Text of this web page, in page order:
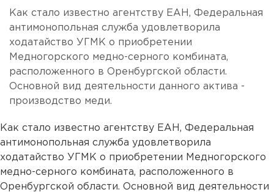
Как стало известно агентству ЕАН, Федеральная
антимонопольная служба удовлетворила
ходатайство УГМК о приобретении
Медногорского медно-серного комбината,
расположенного в Оренбургской области.
Основной вид деятельности данного актива -
производство меди.
Как стало известно агентству ЕАН, Федеральная
антимонопольная служба удовлетворила
ходатайство УГМК о приобретении Медногорского
медно-серного комбината, расположенного в
Оренбургской области. Основной вид деятельности